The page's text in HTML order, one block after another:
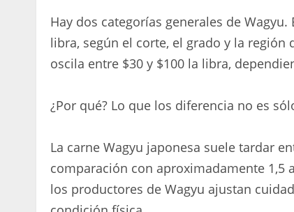
Hay dos categorías generales de
libra, según el corte, el grado y la
oscila entre $30 y $100 la libra,
¿Por qué? Lo que los diferencia no es
La carne Wagyu japonesa suele tardar
comparación con aproximadamente 1,5
los productores de Wagyu ajustan